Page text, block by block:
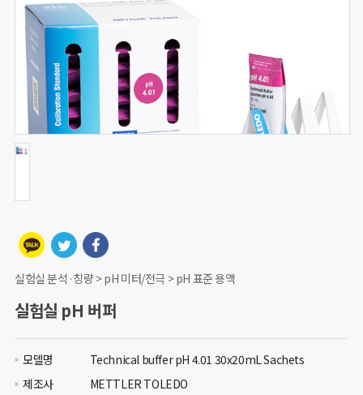
실험실 분석·칭량 > pH 미터/전극 > pH 표준 용액
실험실 pH 버퍼
모델명
Technical buffer pH 4.01 30x20mL Sachets
제조사
METTLER TOLEDO